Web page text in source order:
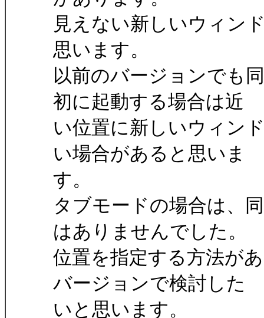
見えない新しいウィン
思います。
以前のバージョンでも
初に起動する場合は近
い位置に新しいウィン
い場合があると思いま
す。
タブモードの場合は、
はありませんでした。
位置を指定する方法が
バージョンで検討した
いと思います。